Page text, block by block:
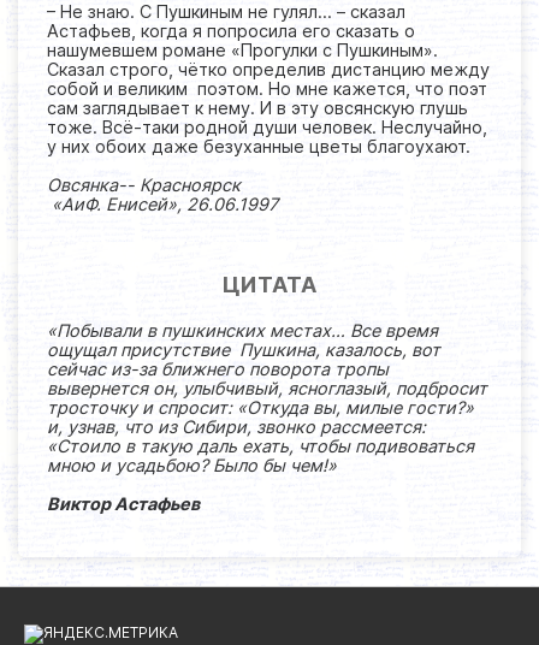
– Не знаю. С Пушкиным не гулял… – сказал
Астафьев, когда я попросила его сказать о
нашумевшем романе «Прогулки с Пушкиным».
Сказал строго, чётко определив дистанцию между
собой и великим поэтом. Но мне кажется, что поэт
сам заглядывает к нему. И в эту овсянскую глушь
тоже. Всё-таки родной души человек. Неслучайно,
у них обоих даже безуханные цветы благоухают.
Овсянка-- Красноярск
«АиФ. Енисей», 26.06.1997
ЦИТАТА
«Побывали в пушкинских местах… Все время
ощущал присутствие Пушкина, казалось, вот
сейчас из-за ближнего поворота тропы
вывернется он, улыбчивый, ясноглазый, подбросит
тросточку и спросит: «Откуда вы, милые гости?»
и, узнав, что из Сибири, звонко рассмеется:
«Стоило в такую даль ехать, чтобы подивоваться
мною и усадьбою? Было бы чем!»
Виктор Астафьев